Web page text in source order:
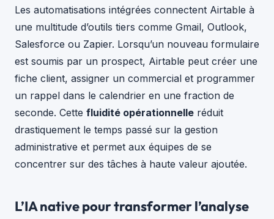
Les automatisations intégrées connectent Airtable à
une multitude d’outils tiers comme Gmail, Outlook,
Salesforce ou Zapier. Lorsqu’un nouveau formulaire
est soumis par un prospect, Airtable peut créer une
fiche client, assigner un commercial et programmer
un rappel dans le calendrier en une fraction de
seconde. Cette fluidité opérationnelle réduit
drastiquement le temps passé sur la gestion
administrative et permet aux équipes de se
concentrer sur des tâches à haute valeur ajoutée.
L’IA native pour transformer l’analyse